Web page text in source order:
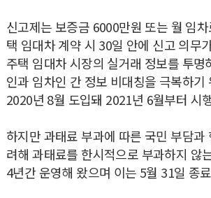
신고제는 보증금 6000만원 또는 월 임
택 임대차 계약 시 30일 안에 신고 의무
주택 임대차 시장의 실거래 정보를 투명
인과 임차인 간 정보 비대칭을 극복하기
2020년 8월 도입돼 2021년 6월부터 시
하지만 과태료 부과에 따른 국민 부담과
려해 과태료를 한시적으로 부과하지 않
4년간 운영해 왔으며 이는 5월 31일 종